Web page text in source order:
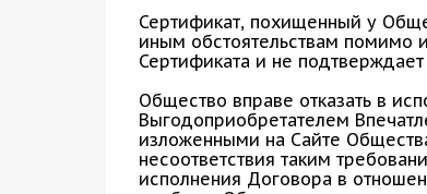
Сертификат, похищенный у
иным обстоятельствам помимо
Сертификата и не
Общество вправе отказать в
Выгодоприобретателем
изложенными на Сайте
несоответствия таким
исполнения Договора в